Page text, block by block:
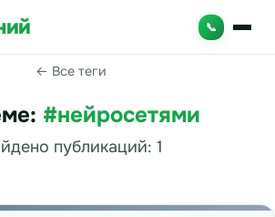
📞
← Все теги
#нейросетями
публикаций: 1